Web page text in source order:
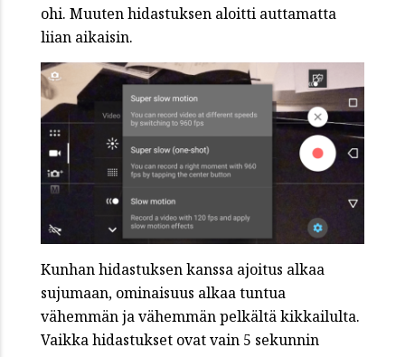
ohi. Muuten hidastuksen aloitti auttamatta
liian aikaisin.
Kunhan hidastuksen kanssa ajoitus alkaa
sujumaan, ominaisuus alkaa tuntua
vähemmän ja vähemmän pelkältä kikkailulta.
Vaikka hidastukset ovat vain 5 sekunnin